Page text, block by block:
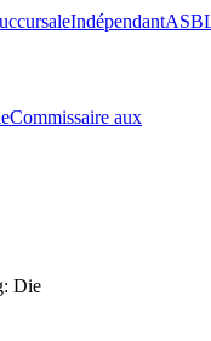
Indépendant
Commissaire aux
Die